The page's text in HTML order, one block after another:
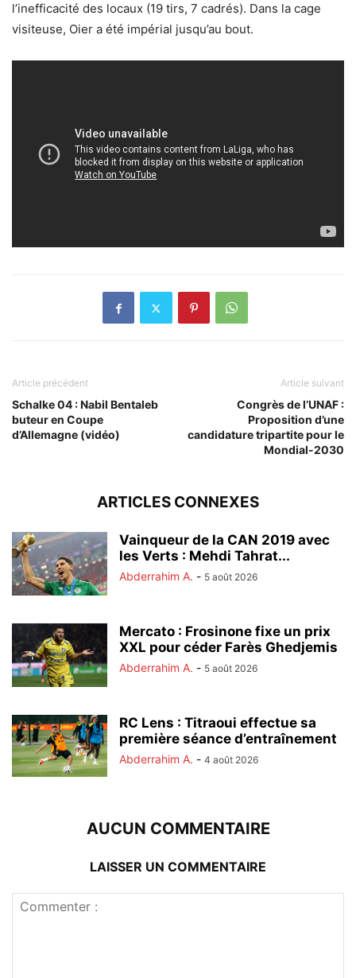
l’inefficacité des locaux (19 tirs, 7 cadrés). Dans la cage
visiteuse, Oier a été impérial jusqu’au bout.
Article précédent
Schalke 04 : Nabil Bentaleb
buteur en Coupe
d’Allemagne (vidéo)
Article suivant
Congrès de l’UNAF :
Proposition d’une
candidature tripartite pour le
Mondial-2030
ARTICLES CONNEXES
Vainqueur de la CAN 2019 avec
les Verts : Mehdi Tahrat...
Abderrahim A. - 5 août 2026
Mercato : Frosinone fixe un prix
XXL pour céder Farès Ghedjemis
Abderrahim A. - 5 août 2026
RC Lens : Titraoui effectue sa
première séance d’entraînement
Abderrahim A. - 4 août 2026
AUCUN COMMENTAIRE
LAISSER UN COMMENTAIRE